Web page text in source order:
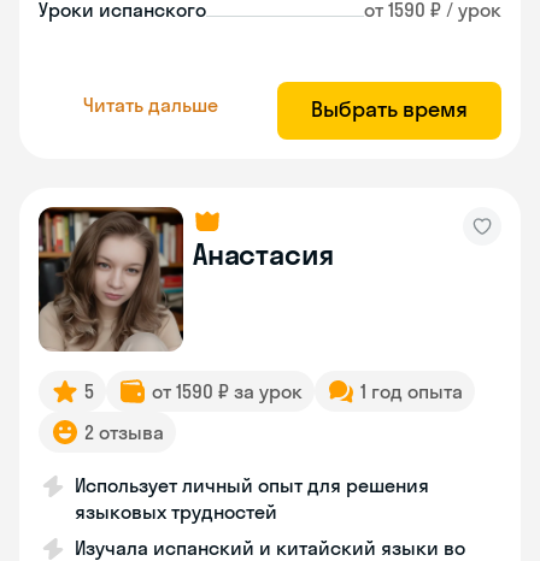
Уроки испанского от 1590 ₽ / урок
Читать дальше Выбрать время
Анастасия
5 от 1590 ₽ за урок
1 год опыта
2 отзыва
Использует личный опыт для решения
языковых трудностей
Изучала испанский и китайский языки во